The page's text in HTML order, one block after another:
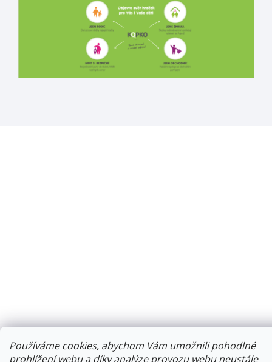
Používáme cookies, abychom Vám umožnili pohodlné
prohlížení webu a díky analýze provozu webu neustále